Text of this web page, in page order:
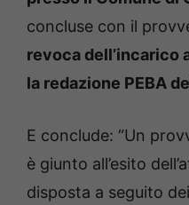
concluse con il
revoca dell’incarico
la redazione PEBA
E conclude: “Un
è giunto all’esito
disposta a seguito